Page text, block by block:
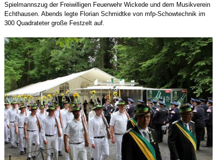
Spielmannszug der Freiwilligen Feuerwehr Wickede und dem Musikverein
Echthausen. Abends legte Florian Schmidtke von mfp-Schowtechnik im
300 Quadrateter große Festzelt auf.